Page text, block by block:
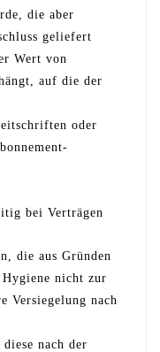
die aber
geliefert
Wert von
auf die der
oder
bei Verträgen
die aus Gründen
Hygiene nicht zur
Versiegelung nach
nach der